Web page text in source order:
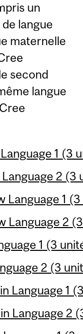
un
langue
maternelle
second
langue
Cree
1 (3
2 (3
Language 1
Language 2
1 (3
2 (3
Language 1
Language 2